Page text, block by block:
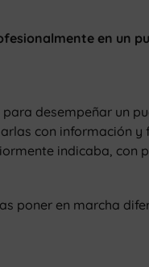
en un
desempeñar un
con información y
indicaba, con
poner en marcha